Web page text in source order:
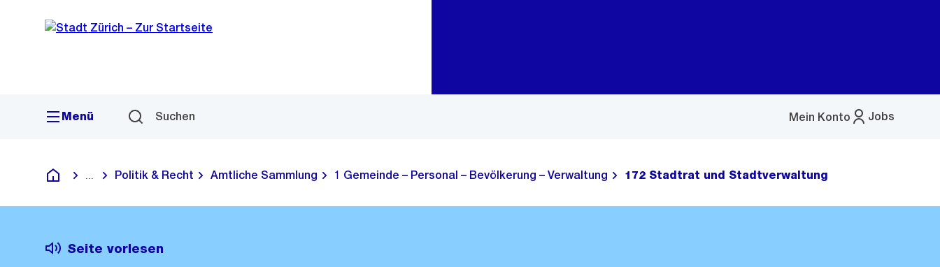
Navigation
Sprunglink
Menü Suchen Jobs
Mein Konto
Menü
Deutsch
Blende alle Breadcrumbs ein
Politik & Recht Amtliche Sammlung 1 Gemeinde – Personal – Bevölkerung – Verwaltung 172 Stadtrat und Stadtverwaltung
Seite vorlesen